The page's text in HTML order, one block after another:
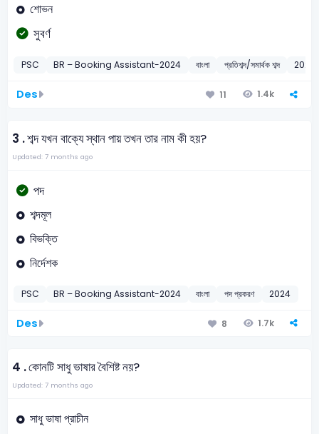
শোভন
সুবর্ণ
PSC BR – Booking Assistant-2024 বাংলা প্রতিশব্দ/সমার্থক শব্দ 2024
Des 11 1.4k
3 .শব্দ যখন বাক্যে স্থান পায় তখন তার নাম কী হয়?
Updated: 7 months ago
পদ
শব্দমূল
বিভক্তি
নির্দেশক
PSC BR – Booking Assistant-2024 বাংলা পদ প্রকরণ 2024
Des 8 1.7k
4 .কোনটি সাধু ভাষার বৈশিষ্ট নয়?
Updated: 7 months ago
সাধু ভাষা প্রাচীন